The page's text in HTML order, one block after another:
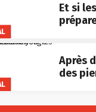
Et si
Après
des